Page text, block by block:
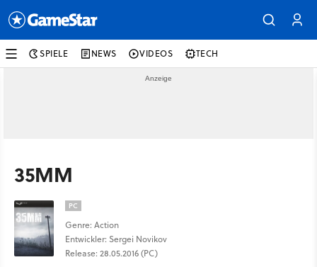
SPIELE NEWS VIDEOS TECH
35MM
PC
Genre: Action
Entwickler: Sergei Novikov
Release: 28.05.2016 (PC)